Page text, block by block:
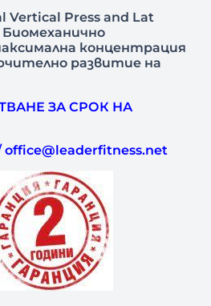
Vertical Press and Lat
Биомеханично
концентрация
развитие на
ЗА СРОК НА
office@leaderfitness.net